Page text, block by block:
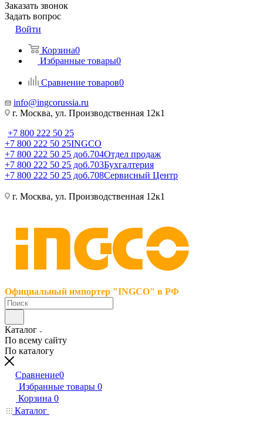
Заказать звонок
Задать вопрос
Войти
Корзина0
Избранные товары0
Сравнение товаров0
info@ingcorussia.ru
г. Москва, ул. Производственная 12к1
+7 800 222 50 25
+7 800 222 50 25INGCO
+7 800 222 50 25 доб.704Отдел продаж
+7 800 222 50 25 доб.703Бухгалтерия
+7 800 222 50 25 доб.708Сервисный Центр
г. Москва, ул. Производственная 12к1
Официальный импортер "INGCO" в РФ
Каталог
По всему сайту
По каталогу
Сравнение0
Избранные товары 0
Корзина 0
Каталог